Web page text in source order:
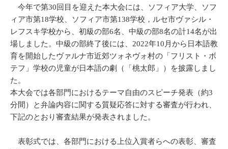
今年で第30回目を迎えた本大会には、ソフィア大学、ソフ
ィア市第18学校、ソフィア市第138学校，ルセ市ヴァシル・
レフスキ学校から、初級の部6名、中級の部8名の計14名が出
場しました。中級の部終了後には、2022年10月から日本語教
育を開始したヴァルナ市近郊ツォネヴォ村の「フリスト・ボ
テフ」学校の児童が日本語の劇（「桃太郎」）を披露しまし
た。
本大会では各部門におけるテーマ自由のスピーチ発表（約3
分間）と弁論内容に関する質疑応答に対する審査が行われ、
下記のとおり審査結果が発表されました。
表彰式では、各部門における上位入賞者らへの表彰、審査